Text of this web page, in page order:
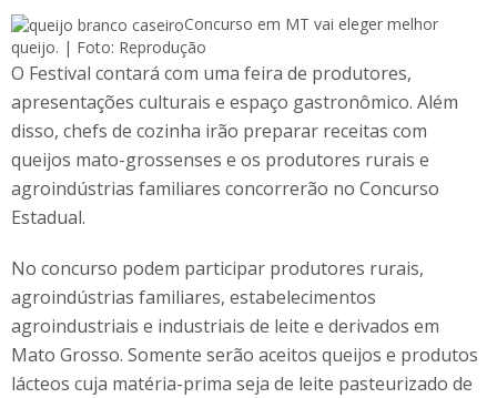
Concurso em MT vai eleger melhor
queijo. | Foto: Reprodução
O Festival contará com uma feira de produtores,
apresentações culturais e espaço gastronômico. Além
disso, chefs de cozinha irão preparar receitas com
queijos mato-grossenses e os produtores rurais e
agroindústrias familiares concorrerão no Concurso
Estadual.
No concurso podem participar produtores rurais,
agroindústrias familiares, estabelecimentos
agroindustriais e industriais de leite e derivados em
Mato Grosso. Somente serão aceitos queijos e produtos
lácteos cuja matéria-prima seja de leite pasteurizado de